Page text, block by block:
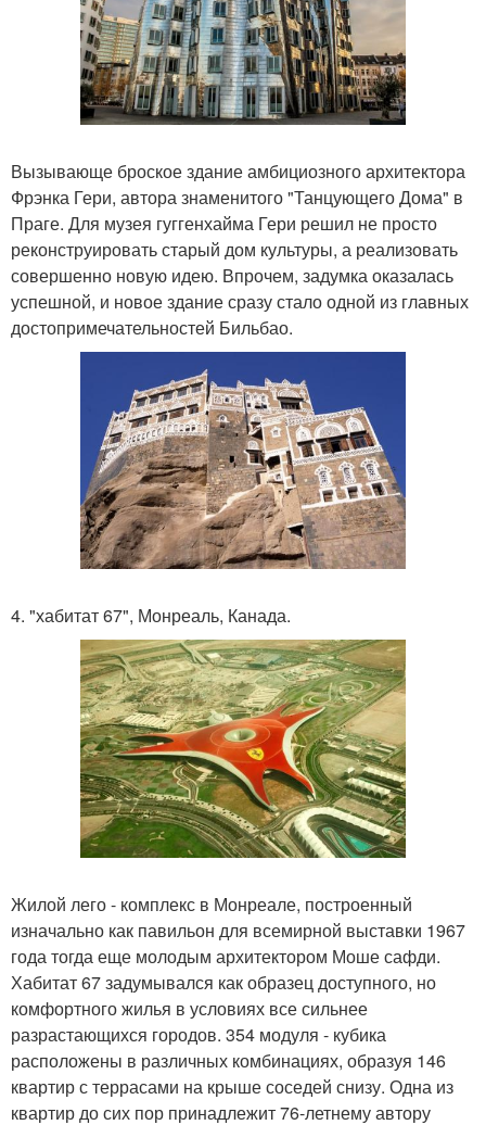
Вызывающе броское здание амбициозного архитектора
Фрэнка Гери, автора знаменитого "Танцующего Дома" в
Праге. Для музея гуггенхайма Гери решил не просто
реконструировать старый дом культуры, а реализовать
совершенно новую идею. Впрочем, задумка оказалась
успешной, и новое здание сразу стало одной из главных
достопримечательностей Бильбао.
4. "хабитат 67", Монреаль, Канада.
Жилой лего - комплекс в Монреале, построенный
изначально как павильон для всемирной выставки 1967
года тогда еще молодым архитектором Моше сафди.
Хабитат 67 задумывался как образец доступного, но
комфортного жилья в условиях все сильнее
разрастающихся городов. 354 модуля - кубика
расположены в различных комбинациях, образуя 146
квартир с террасами на крыше соседей снизу. Одна из
квартир до сих пор принадлежит 76-летнему автору